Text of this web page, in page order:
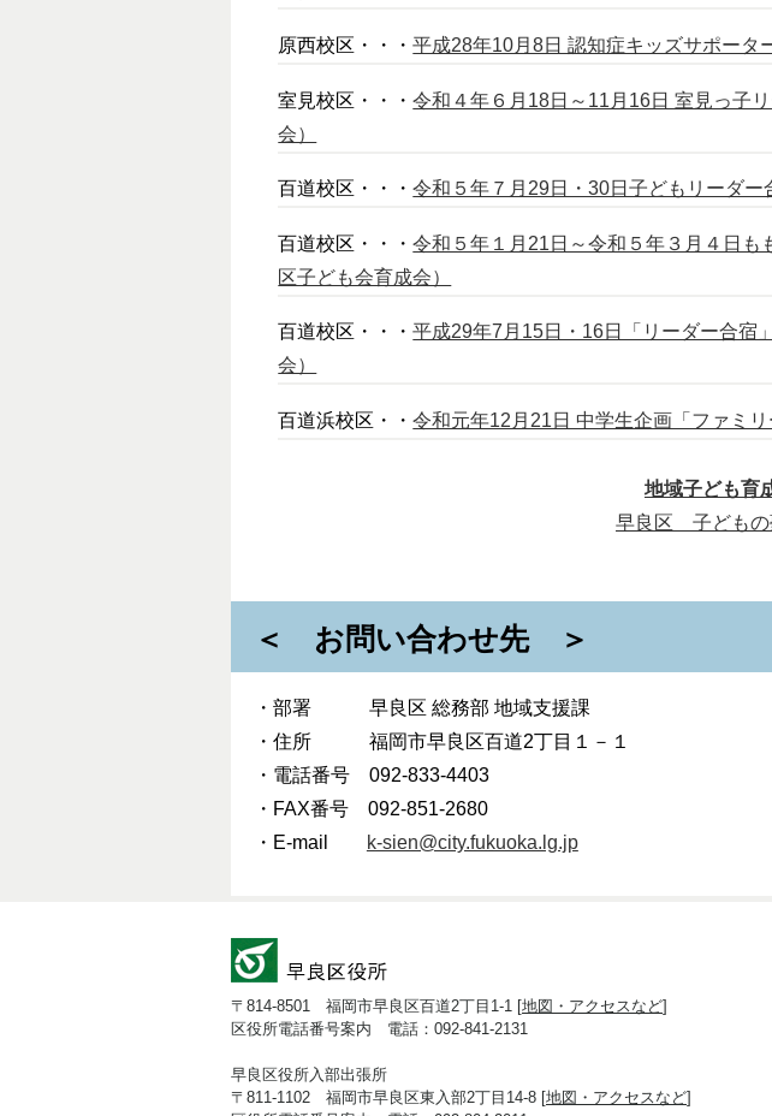
原西校区・・・平成28年10月8日 認知症キッズサポータ
室見校区・・・令和４年６月18日～11月16日 室見っ子
会）
百道校区・・・令和５年７月29日・30日子どもリーダー
百道校区・・・令和５年１月21日～令和５年３月４日
区子ども会育成会）
百道校区・・・平成29年7月15日・16日「リーダー合宿
会）
百道浜校区・・令和元年12月21日 中学生企画「ファミ
地域子ども育
早良区 子どもの
＜ お問い合わせ先 ＞
・部署 早良区 総務部 地域支援課
・住所 福岡市早良区百道2丁目１－１
・電話番号 092-833-4403
・FAX番号 092-851-2680
・E-mail
k-sien@city.fukuoka.lg.jp
〒814-8501 福岡市早良区百道2丁目1-1 [地図・アクセスなど]
区役所電話番号案内 電話：092-841-2131
早良区役所入部出張所
〒811-1102 福岡市早良区東入部2丁目14-8 [地図・アクセスなど]